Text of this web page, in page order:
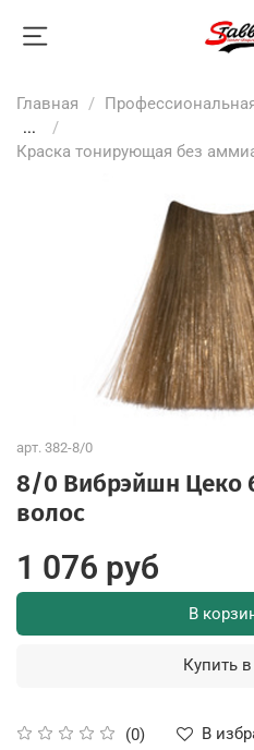
Главная
...
Краска тонирующая без
арт. 382-8/0
8/0 Вибрэйшн Цеко
волос
(0)
В
1 076 руб
В
Купить